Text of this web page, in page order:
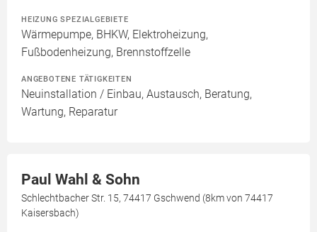
HEIZUNG SPEZIALGEBIETE
Wärmepumpe, BHKW, Elektroheizung,
Fußbodenheizung, Brennstoffzelle
ANGEBOTENE TÄTIGKEITEN
Neuinstallation / Einbau, Austausch, Beratung,
Wartung, Reparatur
Paul Wahl & Sohn
Schlechtbacher Str. 15, 74417 Gschwend (8km von 74417
Kaisersbach)